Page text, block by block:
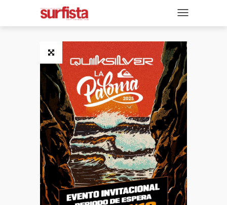
NAVEGACIÓN
REVISTA DIGITAL
SECCIONES
ENTREVISTAS